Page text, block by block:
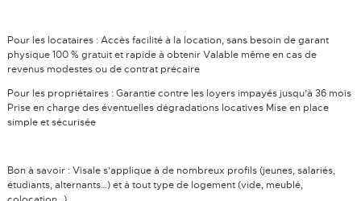
Pour les locataires : Accès facilité à la location, sans besoin de garant
physique 100 % gratuit et rapide à obtenir Valable même en cas de
revenus modestes ou de contrat précaire
Pour les propriétaires : Garantie contre les loyers impayés jusqu’à 36 mois
Prise en charge des éventuelles dégradations locatives Mise en place
simple et sécurisée
Bon à savoir : Visale s’applique à de nombreux profils (jeunes, salariés,
étudiants, alternants…) et à tout type de logement (vide, meublé,